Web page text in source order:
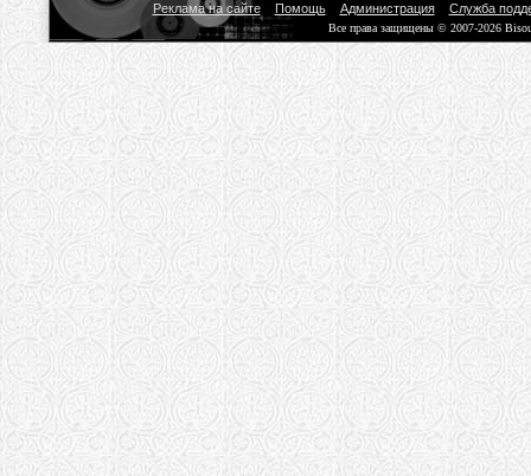
Реклама на сайте
Помощь Администрация Служба
Все права защищены © 2007-2026